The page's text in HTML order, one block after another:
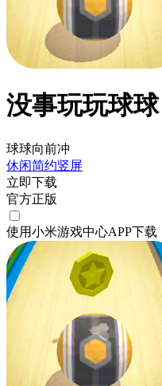
没事玩玩球球
球球向前冲
休闲简约竖屏
立即下载
官方正版
使用小米游戏中心APP下载